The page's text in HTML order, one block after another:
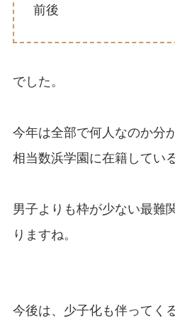
前後
でした。
今年は全部で何人なのか分
相当数浜学園に在籍してい
男子よりも枠が少ない最難
りますね。
今後は、少子化も伴ってく